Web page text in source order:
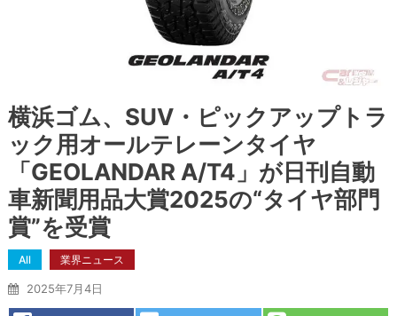
横浜ゴム、SUV・ピックアップトラ
ック用オールテレーンタイヤ
「GEOLANDAR A/T4」が日刊自動
車新聞用品大賞2025の“タイヤ部門
賞”を受賞
All 業界ニュース
2025年7月4日